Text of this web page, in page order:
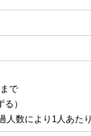
で
）
人数により1人あた